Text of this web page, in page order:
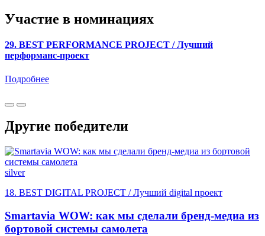
Участие в номинациях
29. BEST PERFORMANCE PROJECT / Лучший
перформанс-проект
Подробнее
Другие победители
silver
18. BEST DIGITAL PROJECT / Лучший digital проект
Smartavia WOW: как мы сделали бренд-медиа из
бортовой системы самолета